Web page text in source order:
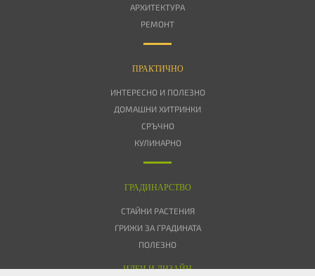
АРХИТЕКТУРА
РЕМОНТ
ПРАКТИЧНО
ИНТЕРЕСНО И ПОЛЕЗНО
ДОМАШНИ ХИТРИНКИ
СРЪЧНО
КУЛИНАРНО
ГРАДИНАРСТВО
СТАЙНИ РАСТЕНИЯ
ГРИЖИ ЗА ГРАДИНАТА
ПОЛЕЗНО
ИДЕИ И ДИЗАЙН